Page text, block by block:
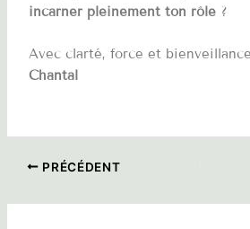
incarner pleinement ton rôle ?
Avec clarté, force et
Chantal
PRÉCÉDENT